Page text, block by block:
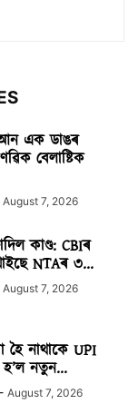
আন এক ডাঙৰ
বেলাষ্টিক
August 7, 2026
কাণ্ড: CBIৰ
NTAৰ ৩...
August 7, 2026
হৈ নাথাকে UPI
নতুন...
- August 7, 2026